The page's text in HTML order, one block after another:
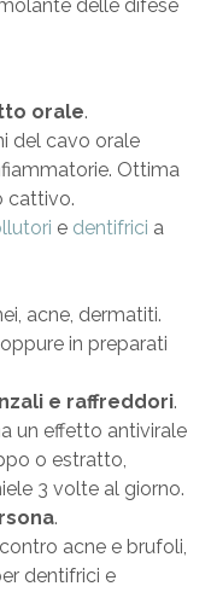
delle difese
orale.
del cavo orale
Ottima
cattivo.
e dentifrici a
acne, dermatiti.
in preparati
e raffreddori.
un effetto antivirale
o estratto,
3 volte al giorno.
.
acne e brufoli,
dentifrici e